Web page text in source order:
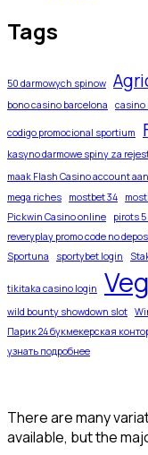
Tags
50 darmowych spinow
bono casino barcelona
casino
codigo promocional sportium
kasyno darmowe spiny za
maak Flash Casino account aan
mega riches
mostbet 34
Pickwin Casino online
pirots 5
reveryplay promo code no
Sportuna
sportybet login
tikitaka casino login
wild bounty showdown slot
Парик 24 букмекерская
узнать подробнее
There are many
available, but the